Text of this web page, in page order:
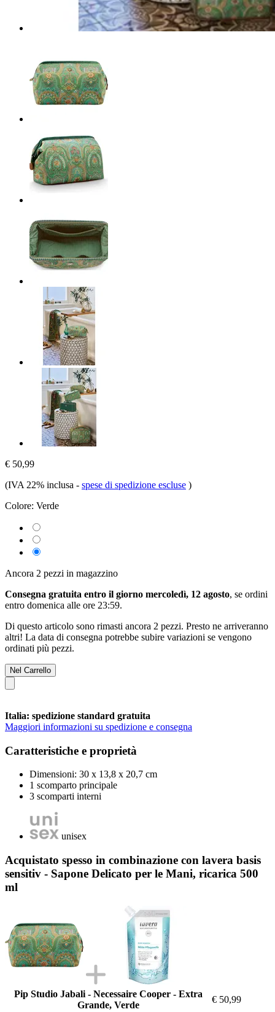
€ 50,99
(IVA 22% inclusa - spese di spedizione escluse )
Colore: Verde
Ancora 2 pezzi in magazzino
Consegna gratuita entro il giorno mercoledì, 12 agosto, se ordini
entro domenica alle ore 23:59.
Di questo articolo sono rimasti ancora 2 pezzi. Presto ne arriveranno
altri! La data di consegna potrebbe subire variazioni se vengono
ordinati più pezzi.
Nel Carrello
Italia: spedizione standard gratuita
Maggiori informazioni su spedizione e consegna
Caratteristiche e proprietà
Dimensioni: 30 x 13,8 x 20,7 cm
1 scomparto principale
3 scomparti interni
unisex
Acquistato spesso in combinazione con lavera basis
sensitiv - Sapone Delicato per le Mani, ricarica 500
ml
Pip Studio Jabali - Necessaire Cooper - Extra
Grande, Verde
€ 50,99